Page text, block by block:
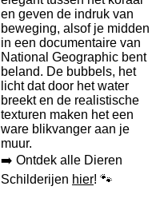
en geven de indruk van
beweging, alsof je midden
in een documentaire van
National Geographic bent
beland. De bubbels, het
licht dat door het water
breekt en de realistische
texturen maken het een
ware blikvanger aan je
muur.
➡️ Ontdek alle Dieren
Schilderijen hier! 🐾